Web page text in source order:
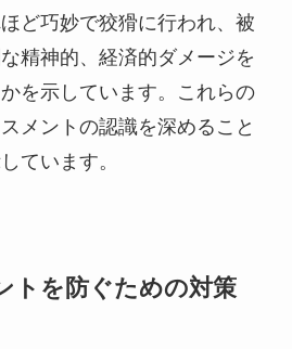
ど巧妙で狡猾に行われ、被
精神的、経済的ダメージを
を示しています。これらの
メントの認識を深めること
ています。
トを防ぐための対策